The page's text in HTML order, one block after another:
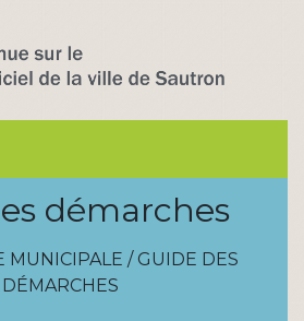
démarches
MUNICIPALE / GUIDE DES
DÉMARCHES